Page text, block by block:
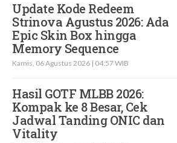
Update Kode Redeem
Strinova Agustus 2026: Ada
Epic Skin Box hingga
Memory Sequence
Kamis, 06 Agustus 2026 | 04:57 WIB
Hasil GOTF MLBB 2026:
Kompak ke 8 Besar, Cek
Jadwal Tanding ONIC dan
Vitality